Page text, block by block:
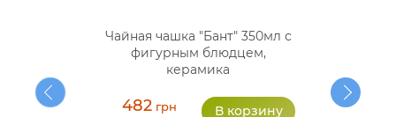
Чайная чашка "Бант" 350мл с
фигурным блюдцем,
керамика
482 грн